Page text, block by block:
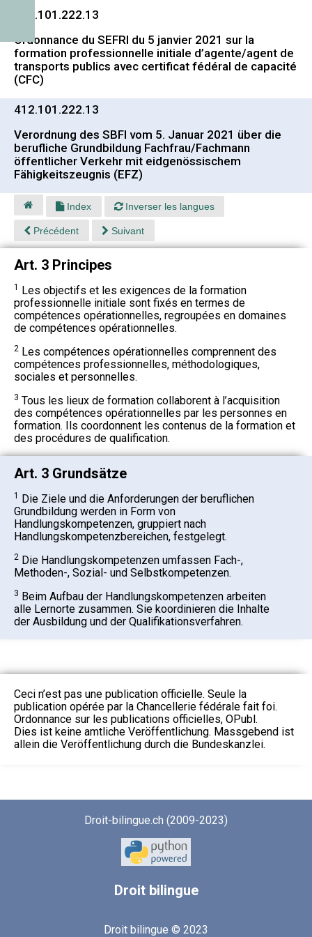
412.101.222.13
Ordonnance du SEFRI du 5 janvier 2021 sur la
formation professionnelle initiale d’agente/agent de
transports publics avec certificat fédéral de capacité
(CFC)
412.101.222.13
Verordnung des SBFI vom 5. Januar 2021 über die
berufliche Grundbildung Fachfrau/Fachmann
öffentlicher Verkehr mit eidgenössischem
Fähigkeitszeugnis (EFZ)
Index Inverser les langues
Précédent Suivant
Art. 3 Principes
1 Les objectifs et les exigences de la formation
professionnelle initiale sont fixés en termes de
compétences opérationnelles, regroupées en domaines
de compétences opérationnelles.
2 Les compétences opérationnelles comprennent des
compétences professionnelles, méthodologiques,
sociales et personnelles.
3 Tous les lieux de formation collaborent à l’acquisition
des compétences opérationnelles par les personnes en
formation. Ils coordonnent les contenus de la formation et
des procédures de qualification.
Art. 3 Grundsätze
1 Die Ziele und die Anforderungen der beruflichen
Grundbildung werden in Form von
Handlungskompetenzen, gruppiert nach
Handlungskompetenzbereichen, festgelegt.
2 Die Handlungskompetenzen umfassen Fach-,
Methoden-, Sozial- und Selbstkompetenzen.
3 Beim Aufbau der Handlungskompetenzen arbeiten
alle Lernorte zusammen. Sie koordinieren die Inhalte
der Ausbildung und der Qualifikationsverfahren.
Ceci n’est pas une publication officielle. Seule la
publication opérée par la Chancellerie fédérale fait foi.
Ordonnance sur les publications officielles, OPubl.
Dies ist keine amtliche Veröffentlichung. Massgebend ist
allein die Veröffentlichung durch die Bundeskanzlei.
Droit-bilingue.ch (2009-2023)
Droitbilingue
Droit bilingue © 2023